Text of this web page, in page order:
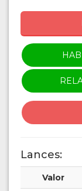
Lances:
Valor